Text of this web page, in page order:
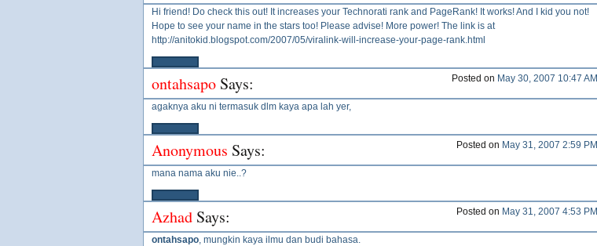
Hi friend! Do check this out! It increases your Technorati rank and PageRank! It works! And I kid you not!
Hope to see your name in the stars too! Please advise! More power! The link is at
http://anitokid.blogspot.com/2007/05/viralink-will-increase-your-page-rank.html
ontahsapo Says: Posted on May 30, 2007 10:47 AM
agaknya aku ni termasuk dlm kaya apa lah yer,
Anonymous Says: Posted on May 31, 2007 2:59 PM
mana nama aku nie..?
Azhad Says: Posted on May 31, 2007 4:53 PM
ontahsapo, mungkin kaya ilmu dan budi bahasa.